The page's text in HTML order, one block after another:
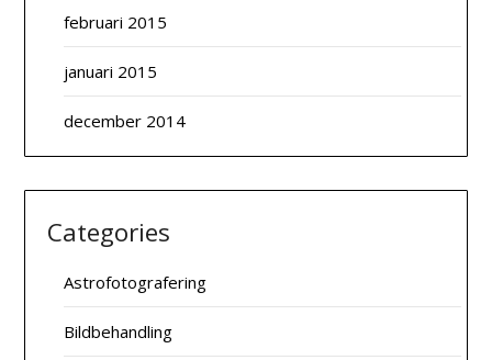
februari 2015
januari 2015
december 2014
Categories
Astrofotografering
Bildbehandling